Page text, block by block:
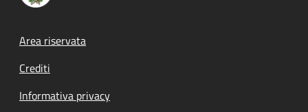
Footer menu
Area riservata
Crediti
Informativa privacy